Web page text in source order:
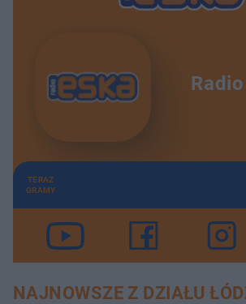
TERAZ
GRAMY
NAJNOWSZE Z DZIAŁU